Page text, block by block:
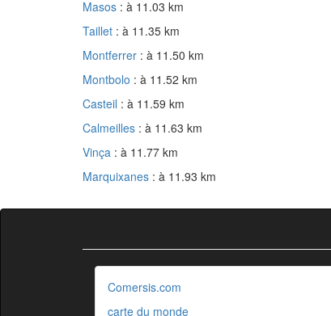
Masos : à 11.03 km
Taillet : à 11.35 km
Montferrer : à 11.50 km
Montbolo : à 11.52 km
Casteil : à 11.59 km
Calmeilles : à 11.63 km
Vinça : à 11.77 km
Marquixanes : à 11.93 km
Comersis.com
carte du monde